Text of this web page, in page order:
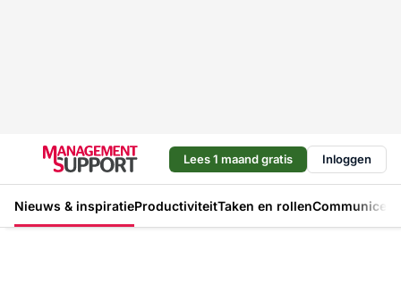
Lees 1 maand gratis Inloggen
Nieuws & inspiratieProductiviteitTaken en rollen